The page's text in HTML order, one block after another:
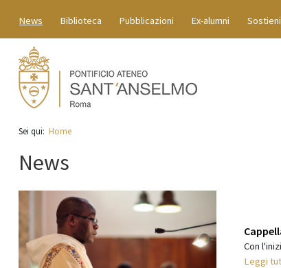
News Biblioteca Pubblicazioni Ex-alumni
Sei qui: Home
News
Con
Leggi